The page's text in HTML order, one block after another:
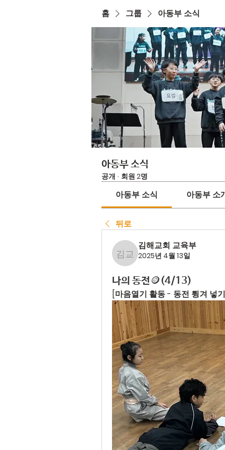
홈 그룹 아동부 소식
아동부 소식
공개 · 회원 2명
아동부 소식 아동부 소
뒤로
김해교회 교육부
김해교회 교육부
2025년 4월 13일
나의 동전🪙(4/13)
[마음열기 활동 - 동전 튕겨 넣